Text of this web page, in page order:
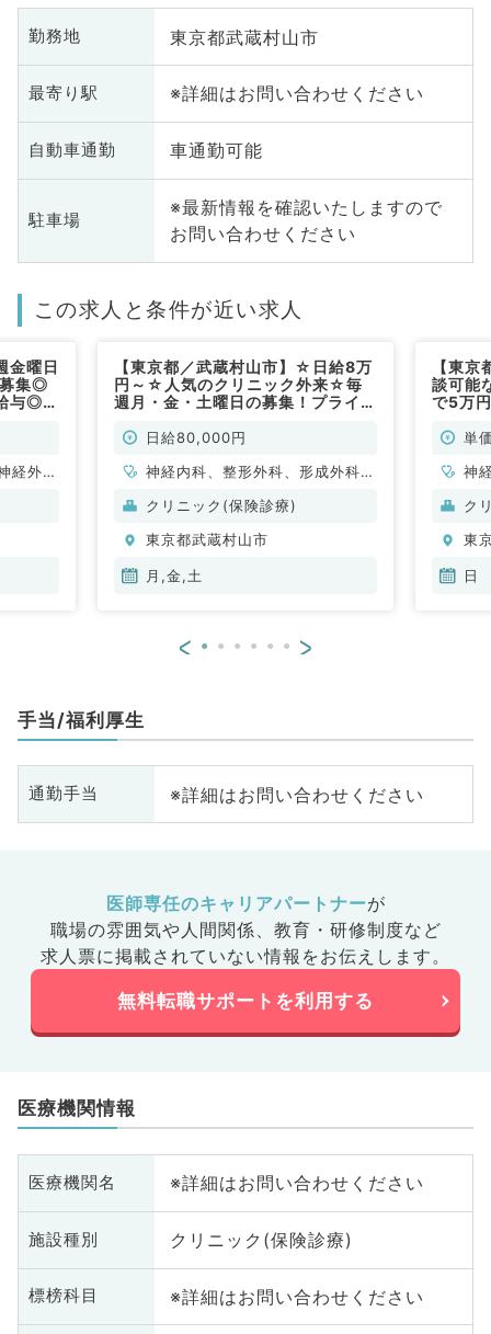
勤務地 東京都武蔵村山市
最寄り駅 ※詳細はお問い合わせください
自動車通勤 車通勤可能
駐車場
※最新情報を確認いたしますので
お問い合わせください
この求人と条件が近い求人
金曜日
募集◎
与◎人
経外
【東京都／武蔵村山市】☆日給8万
円～☆人気のクリニック外来☆毎
週月・金・土曜日の募集！プライマ
（一般内科・一般外科・総合診療科
日給80,000円
神経内科、整形外科、形成外科、
脳神経外科、呼吸器外科、心臓血
般内科、循環器内科、呼吸器内
科、消化器内科、内分泌・代謝内
器外科、乳腺外科、膠原病科、ス
クリニック(保険診療)
東京都武蔵村山市
月,金,土
【東
談可能
で5万
単
神
科
ク
東
日
< >
手当/福利厚生
通勤手当 ※詳細はお問い合わせください
医師専任のキャリアパートナーが
職場の雰囲気や人間関係、 教育・研修制度など
求人票に掲載されていない情報をお伝えします。
無料転職サポートを利用する
医療機関情報
医療機関名 ※詳細はお問い合わせください
施設種別 クリニック(保険診療)
標榜科目 ※詳細はお問い合わせください